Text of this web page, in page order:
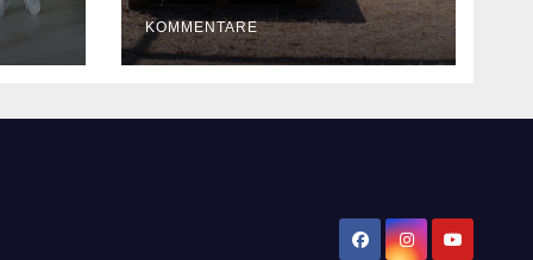
KOMMENTARE